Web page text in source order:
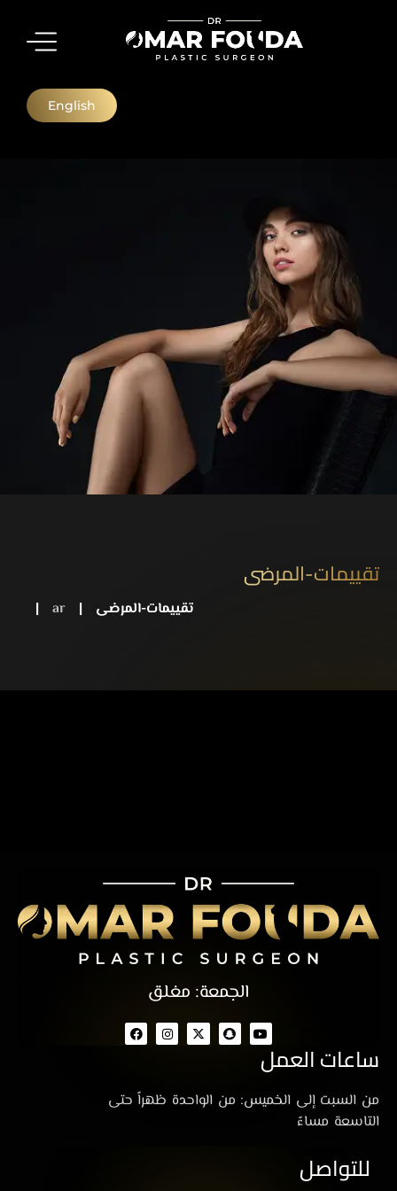
English
تقييمات-المرضى
| ar | تقييمات-المرضى
الجمعة: مغلق
ساعات العمل
من السبت إلى الخميس: من الواحدة ظهراً حتى
التاسعة مساءً
للتواصل